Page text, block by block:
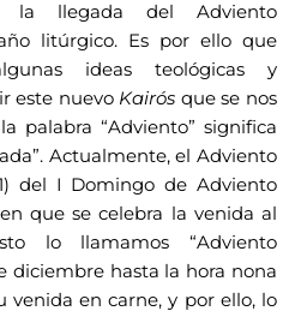
la llegada del Adviento
litúrgico. Es por ello que
ideas teológicas y
este nuevo Kairós que se nos
palabra “Adviento” significa
Actualmente, el Adviento
del I Domingo de Adviento
que se celebra la venida al
lo llamamos “Adviento
diciembre hasta la hora nona
venida en carne, y por ello, lo